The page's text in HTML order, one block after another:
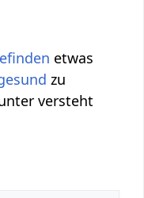
etwas
zu
versteht